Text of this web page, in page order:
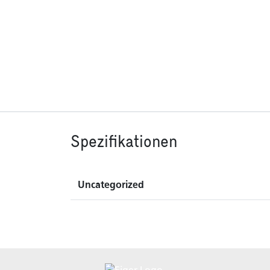
Spezifikationen
Uncategorized